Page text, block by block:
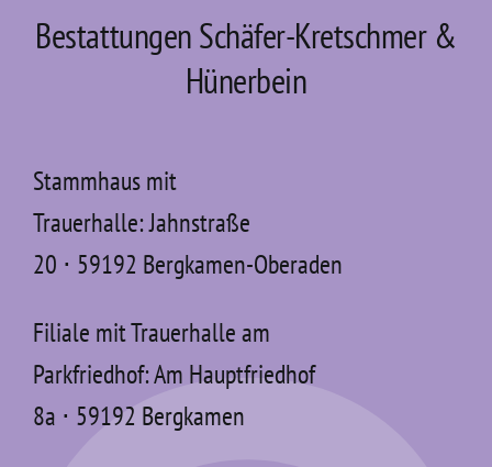
Bestattungen Schäfer-Kretschmer &
Hünerbein
Stammhaus mit
Trauerhalle: Jahnstraße
20 ⋅ 59192 Bergkamen-Oberaden
Filiale mit Trauerhalle am
Parkfriedhof: Am Hauptfriedhof
8a ⋅ 59192 Bergkamen